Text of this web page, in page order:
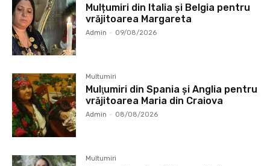
Mulțumiri din Italia și Belgia pentru
vrăjitoarea Margareta
Admin - 09/08/2026
Multumiri
Mulţumiri din Spania şi Anglia pentru
vrăjitoarea Maria din Craiova
Admin - 08/08/2026
Multumiri